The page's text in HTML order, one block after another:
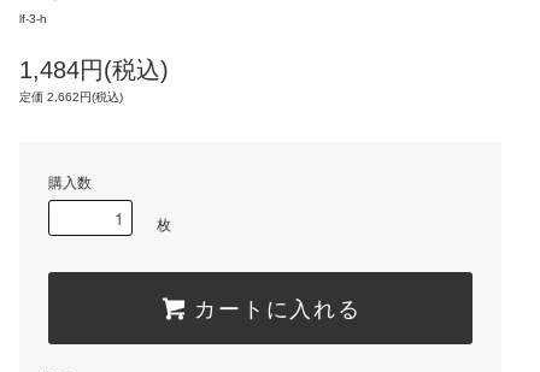
lf-3-h
1,484円(税込)
定価 2,662円(税込)
購入数
枚
カートに入れる